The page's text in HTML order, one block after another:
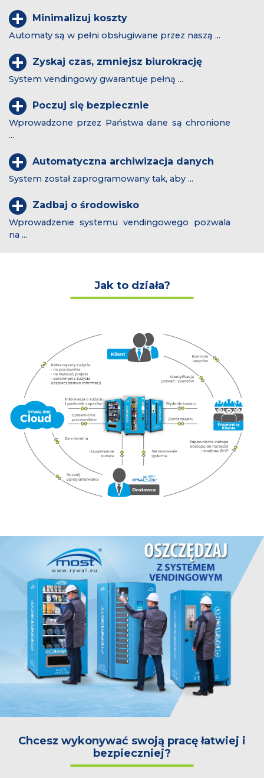
Minimalizuj koszty
Automaty są w pełni obsługiwane przez naszą ...
Zyskaj czas, zmniejsz biurokrację
System vendingowy gwarantuje pełną ...
Poczuj się bezpiecznie
Wprowadzone przez Państwa dane są chronione
...
Automatyczna archiwizacja danych
System został zaprogramowany tak, aby ...
Zadbaj o środowisko
Wprowadzenie systemu vendingowego pozwala
na ...
Jak to działa?
Chcesz wykonywać swoją pracę łatwiej i
bezpieczniej?